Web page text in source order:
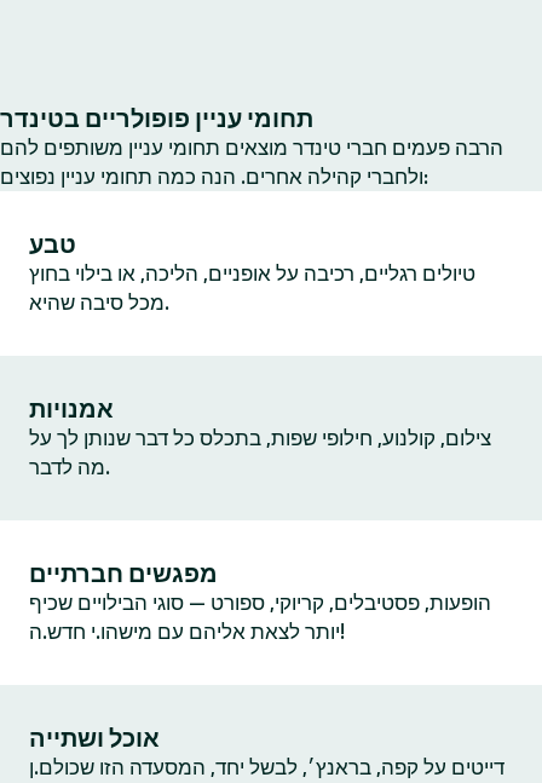
תחומי עניין פופולריים בטינדר
הרבה פעמים חברי טינדר מוצאים תחומי עניין משותפים להם
ולחברי קהילה אחרים. הנה כמה תחומי עניין נפוצים:
טבע
טיולים רגליים, רכיבה על אופניים, הליכה, או בילוי בחוץ
מכל סיבה שהיא.
אמנויות
צילום, קולנוע, חילופי שפות, בתכלס כל דבר שנותן לך על
מה לדבר.
מפגשים חברתיים
הופעות, פסטיבלים, קריוקי, ספורט — סוגי הבילויים שכיף
יותר לצאת אליהם עם מישהו.י חדש.ה!
אוכל ושתייה
דייטים על קפה, בראנץ׳, לבשל יחד, המסעדה הזו שכולם.ן